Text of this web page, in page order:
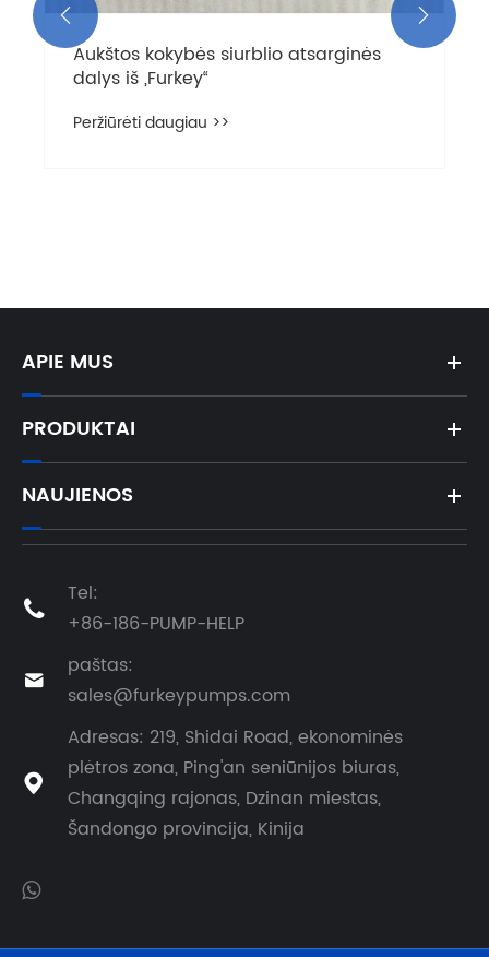
Aukštos kokybės siurblio atsarginės
dalys iš „Furkey“
Peržiūrėti daugiau >>
 
APIE MUS
PRODUKTAI
NAUJIENOS

Tel:
+86-186-PUMP-HELP

paštas:
sales@furkeypumps.com

Adresas: 219, Shidai Road, ekonominės
plėtros zona, Ping'an seniūnijos biuras,
Changqing rajonas, Dzinan miestas,
Šandongo provincija, Kinija